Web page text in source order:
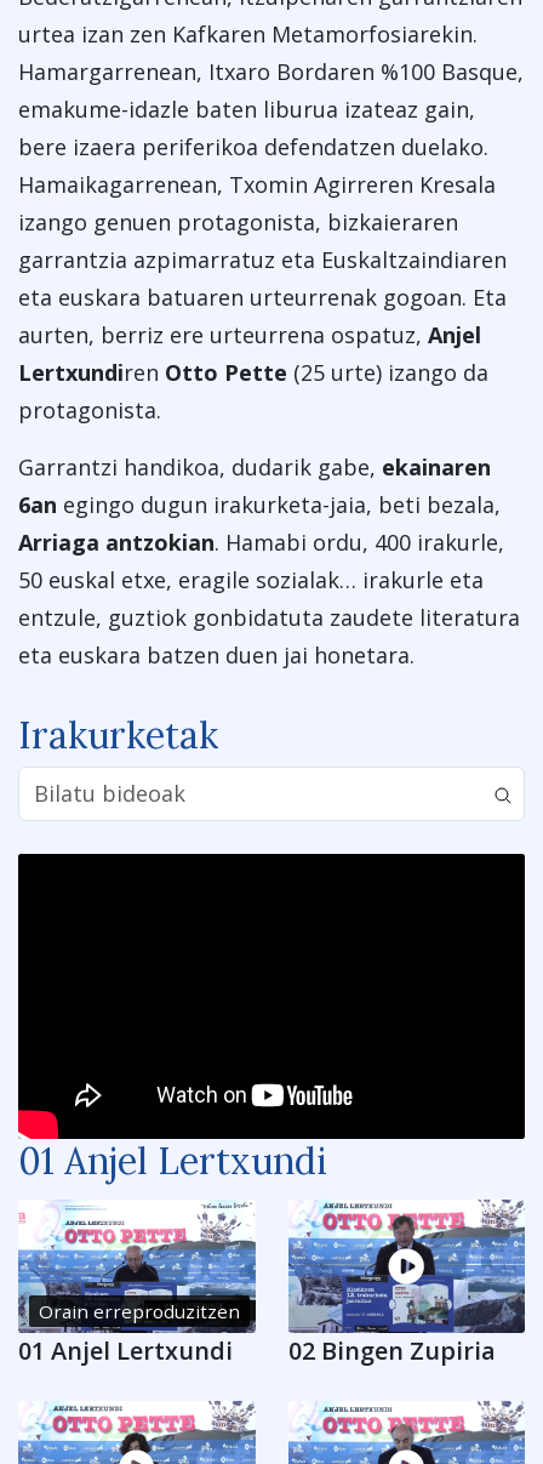
urtea izan zen Kafkaren Metamorfosiarekin.
Hamargarrenean, Itxaro Bordaren %100 Basque,
emakume-idazle baten liburua izateaz gain,
bere izaera periferikoa defendatzen duelako.
Hamaikagarrenean, Txomin Agirreren Kresala
izango genuen protagonista, bizkaieraren
garrantzia azpimarratuz eta Euskaltzaindiaren
eta euskara batuaren urteurrenak gogoan. Eta
aurten, berriz ere urteurrena ospatuz, Anjel
Lertxundiren Otto Pette (25 urte) izango da
protagonista.
Garrantzi handikoa, dudarik gabe, ekainaren
6an egingo dugun irakurketa-jaia, beti bezala,
Arriaga antzokian. Hamabi ordu, 400 irakurle,
50 euskal etxe, eragile sozialak… irakurle eta
entzule, guztiok gonbidatuta zaudete literatura
eta euskara batzen duen jai honetara.
Irakurketak
01 Anjel Lertxundi
Orain erreproduzitzen
01 Anjel Lertxundi 02 Bingen Zupiria